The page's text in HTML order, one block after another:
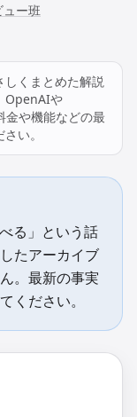
ュー班
しくまとめた解説
OpenAIや
金や機能などの最
い。
る」という話
たアーカイブ
。最新の事実
ください。